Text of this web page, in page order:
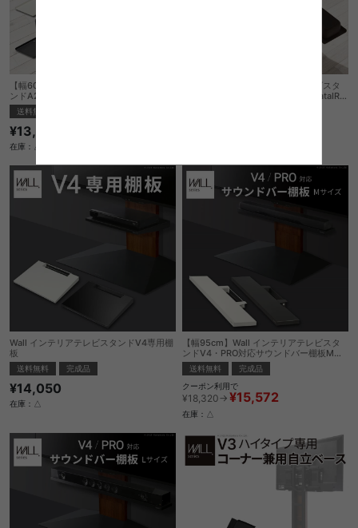
【幅60cm】Wall インテリアテレビスタ
ンドA2ハイ・ラージタイプ対応anataIRO
ラージタイプ対応サウンドバー棚板Sサイ
ズ送料無料
¥13,880
在庫：△
【幅95cm】Wall インテリアテレビスタ
ンドA2ハイ・ラージタイプ対応anataIRO
Wall インテリアテレビスタンドV4専用棚
板
送料無料 完成品
¥14,050
在庫：△
【幅95cm】Wall インテリアテレビスタ
ンドV4・PRO対応サウンドバー棚板Mサ
イズ送料無料
完成品
クーポン利用で
¥18,320→ ¥15,572
在庫：△